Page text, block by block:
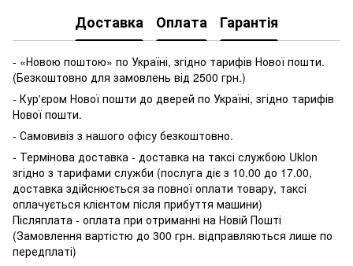
Доставка Оплата Гарантія
- «Новою поштою» по Україні, згідно тарифів Нової пошти.
(Безкоштовно для замовлень від 2500 грн.)
- Кур'єром Нової пошти до дверей по Україні, згідно тарифів
Нової пошти.
- Самовивіз з нашого офісу безкоштовно.
- Термінова доставка - доставка на таксі службою Uklon
згідно з тарифами служби (послуга діє з 10.00 до 17.00,
доставка здійснюється за повної оплати товару, таксі
оплачується клієнтом після прибуття машини)
Післяплата - оплата при отриманні на Новій Пошті
(Замовлення вартістю до 300 грн. відправляються лише по
передплаті)